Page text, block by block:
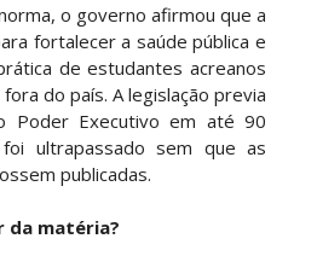
o governo afirmou que a
fortalecer a saúde pública e
de estudantes acreanos
do país. A legislação previa
Poder Executivo em até 90
ultrapassado sem que as
publicadas.
da matéria?